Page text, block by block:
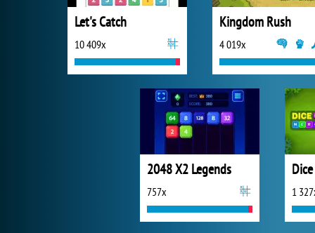
Let's Catch
10 409x
Kingdom Rush
4 019x
2048 X2 Legends
757x 1